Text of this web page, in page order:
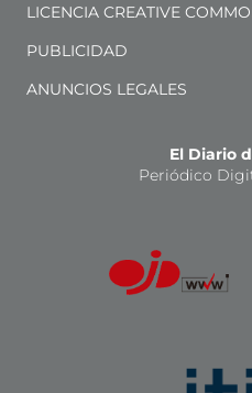
LICENCIA CREATIVE
PUBLICIDAD
ANUNCIOS LEGALES
El Diario
Periódico